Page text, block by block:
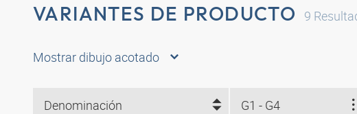
VARIANTES DE PRODUCTO 9
Mostrar dibujo acotado
Denominación G1 - G4